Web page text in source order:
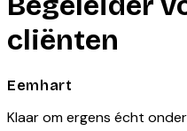
cliënten
Eemhart
Klaar om ergens écht